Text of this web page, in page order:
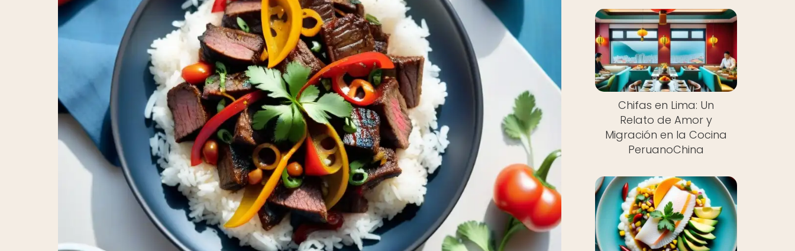
Chifas en Lima: Un
Relato de Amor y
Migración en la Cocina
PeruanoChina